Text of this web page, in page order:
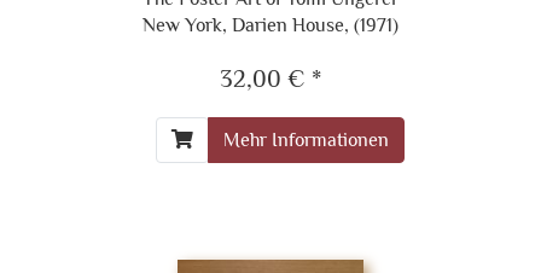
New York, Darien House, (1971)
32,00 € *
Mehr Informationen